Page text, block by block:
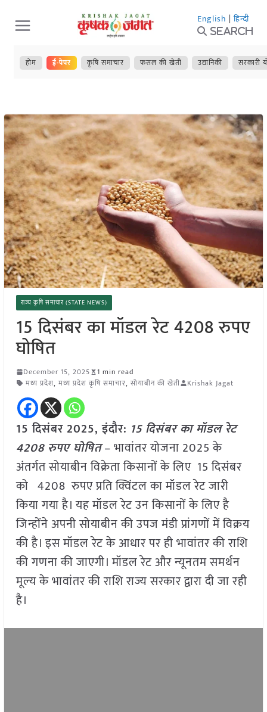
Skip
to
content
English | हिन्दी
Search
होम ई-पेपर कृषि समाचार फसल की खेती उद्यानिकी सरकारी
राज्य कृषि समाचार (STATE NEWS)
15 दिसंबर का मॉडल रेट 4208 रुपए
घोषित
December 15, 2025
1 min read
मध्य प्रदेश, मध्य प्रदेश कृषि समाचार, सोयाबीन की खेती Krishak Jagat
15 दिसंबर 2025,इंदौर: 15 दिसंबर का मॉडल रेट
4208 रुपए घोषित– भावांतर योजना 2025 के
अंतर्गत सोयाबीन विक्रेता किसानों के लिए 15 दिसंबर
को 4208 रुपए प्रति क्विंटल का मॉडल रेट जारी
किया गया है। यह मॉडल रेट उन किसानों के लिए है
जिन्होंने अपनी सोयाबीन की उपज मंडी प्रांगणों में विक्रय
की है। इस मॉडल रेट के आधार पर ही भावांतर की राशि
की गणना की जाएगी। मॉडल रेट और न्यूनतम समर्थन
मूल्य के भावांतर की राशि राज्य सरकार द्वारा दी जा रही
है।